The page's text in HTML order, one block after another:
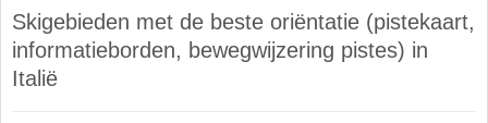
Skigebieden met de beste oriëntatie (pistekaart,
informatieborden, bewegwijzering pistes) in
Italië